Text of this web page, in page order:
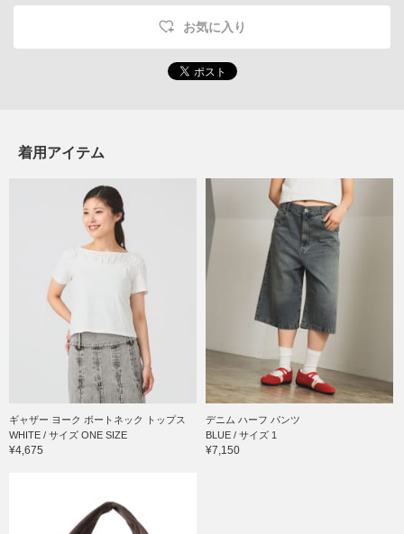
お気に入り
着用アイテム
ギャザー ヨーク ボートネック トップス
WHITE / サイズ ONE SIZE
¥4,675
デニム ハーフ パンツ
BLUE / サイズ 1
¥7,150